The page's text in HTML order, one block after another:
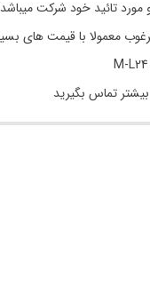
تائید خود شرکت
معمولا با قیمت
تماس بگیرید